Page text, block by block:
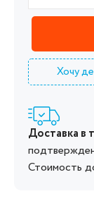
Хочу
Доставка в
Стоимость